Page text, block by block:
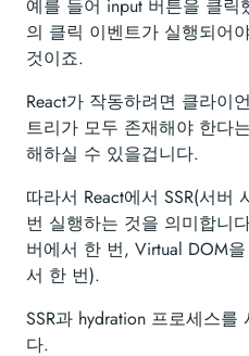
예를 들어 input 버튼을 클
의 클릭 이벤트가 실행되어
것이죠.
React가 작동하려면 클라이
트리가 모두 존재해야 한다
해하실 수 있을겁니다.
따라서 React에서 SSR(서
번 실행하는 것을 의미합니
버에서 한 번, Virtual DOM
서 한 번).
SSR과 hydration 프로세스
다.